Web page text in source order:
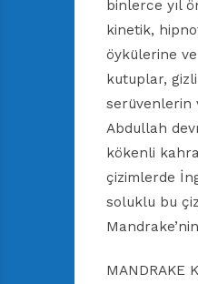
binlerce yıl
kinetik,
öykülerine
kutuplar,
serüvenlerin
Abdullah
kökenli
çizimlerde
soluklu bu
MANDRAKE